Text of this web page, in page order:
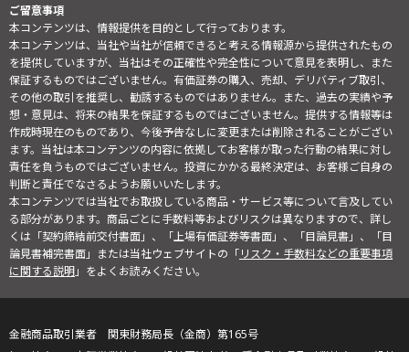
ご留意事項
本コンテンツは、情報提供を目的として行っております。
本コンテンツは、当社や当社が信頼できると考える情報源から提供されたもの
を提供していますが、当社はその正確性や完全性について意見を表明し、また
保証するものではございません。有価証券の購入、売却、デリバティブ取引、
その他の取引を推奨し、勧誘するものではありません。また、過去の実績や予
想・意見は、将来の結果を保証するものではございません。提供する情報等は
作成時現在のものであり、今後予告なしに変更または削除されることがござい
ます。当社は本コンテンツの内容に依拠してお客様が取った行動の結果に対し
責任を負うものではございません。投資にかかる最終決定は、お客様ご自身の
判断と責任でなさるようお願いいたします。
本コンテンツでは当社でお取扱している商品・サービス等について言及してい
る部分があります。商品ごとに手数料等およびリスクは異なりますので、詳し
くは「契約締結前交付書面」、「上場有価証券等書面」、「目論見書」、「目
論見書補完書面」または当社ウェブサイトの「リスク・手数料などの重要事項
に関する説明」をよくお読みください。
金融商品取引業者 関東財務局長（金商）第165号